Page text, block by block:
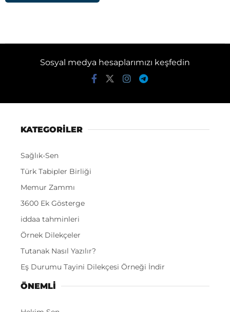
Sosyal medya hesaplarımızı keşfedin
KATEGORİLER
Sağlık-Sen
Türk Tabipler Birliği
Memur Zammı
3600 Ek Gösterge
iddaa tahminleri
Örnek Dilekçeler
Tutanak Nasıl Yazılır?
Eş Durumu Tayini Dilekçesi Örneği İndir
ÖNEMLI